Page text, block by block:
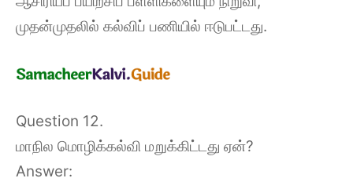
முதன்முதலில் கல்விப் பணியில் ஈடுபட்டது.
Question 12.
மாநில மொழிக்கல்வி மறுக்கிட்டது ஏன்?
Answer: